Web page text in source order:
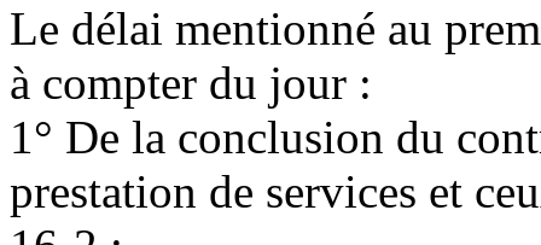
Le délai mentionné au
à compter du jour :
1° De la conclusion du
prestation de services et